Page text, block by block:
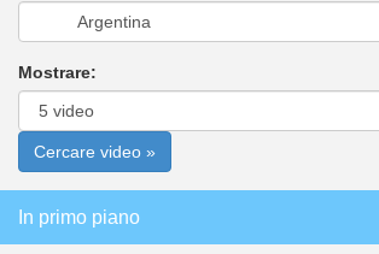
Mostrare:
In primo piano